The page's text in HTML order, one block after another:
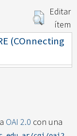
Editar
ítem
(COnnecting
OAI 2.0 con una